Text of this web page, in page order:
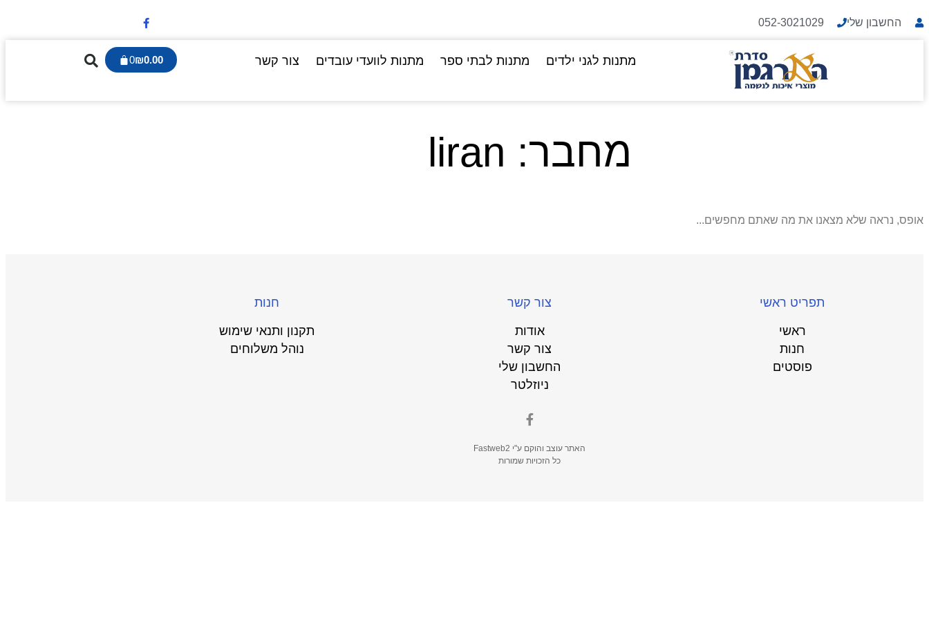
החשבון שלי 052-3021029
מתנות לגני ילדים מתנות לבתי ספר מתנות לוועדי עובדים צור קשר ₪0.00
0
מחבר: liran
אופס, נראה שלא מצאנו את מה שאתם מחפשים...
תפריט ראשי
ראשי
חנות
פוסטים
צור קשר
אודות
צור קשר
החשבון שלי
ניוזלטר
חנות
תקנון ותנאי שימוש
נוהל משלוחים
האתר עוצב והוקם ע"י Fastweb2
כל הזכויות שמורות